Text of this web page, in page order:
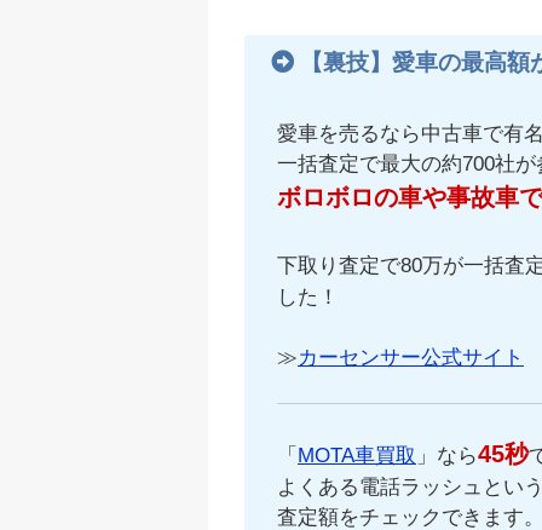
【裏技】愛車の最高
愛車を売るなら中古車で有
一括査定で最大の約700社
ボロボロの車や事故車
下取り査定で80万が一括査
した！
≫カーセンサー公式サイト
「 MOTA車買取 」なら45秒
よくある電話ラッシュとい
査定額をチェックできます